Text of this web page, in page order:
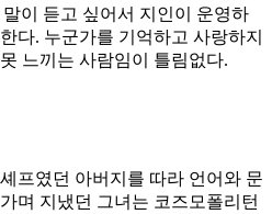
이 듣고 싶어서 지인이 운영하
다. 누군가를 기억하고 사랑하지
느끼는 사람임이 틀림없다.
프였던 아버지를 따라 언어와 문
며 지냈던 그녀는 코즈모폴리턴